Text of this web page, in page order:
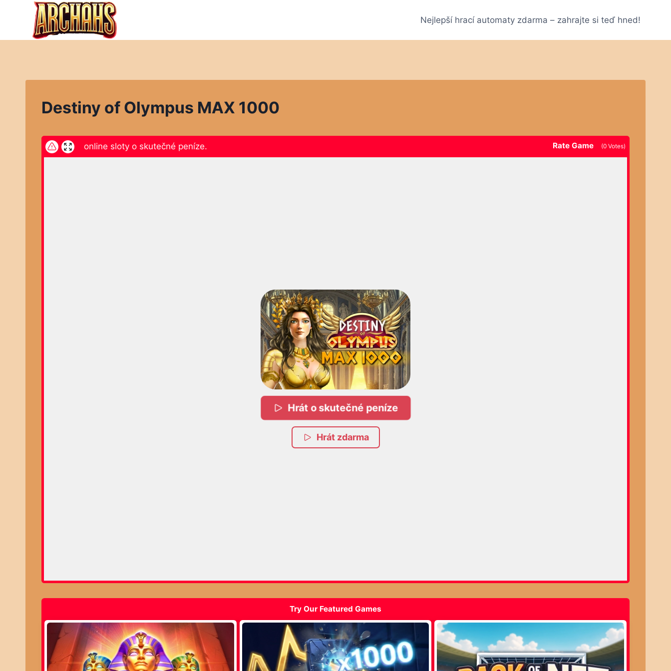
Přeskočit
Nejlepší hrací automaty zdarma – zahrajte si teď hned!
Destiny of Olympus MAX 1000
zde a hrajte online sloty o skutečné peníze. Rate Game (0 Votes)
Hrát o skutečné peníze
Hrát zdarma
Try Our Featured Games